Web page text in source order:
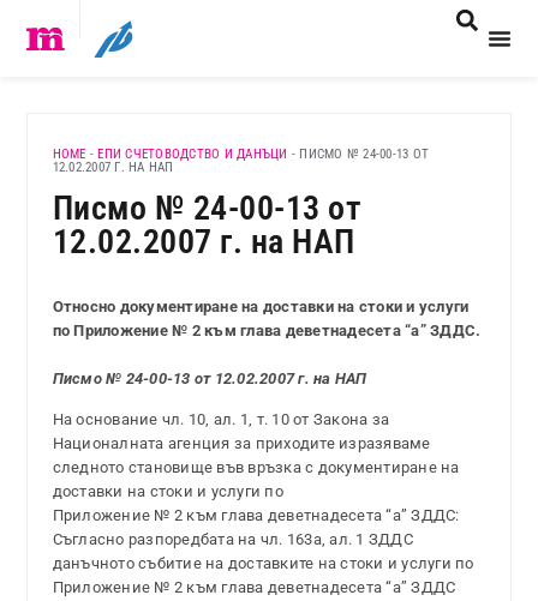
HOME - ЕПИ СЧЕТОВОДСТВО И ДАНЪЦИ - ПИСМО № 24-00-13 ОТ
12.02.2007 Г. НА НАП
Писмо № 24-00-13 от
12.02.2007 г. на НАП
Относно документиране на доставки на стоки и услуги
по Приложение № 2 към глава деветнадесета “а” ЗДДС.
Писмо № 24-00-13 от 12.02.2007 г. на НАП
На основание чл. 10, ал. 1, т. 10 от Закона за
Националната агенция за приходите изразяваме
следното становище във връзка с документиране на
доставки на стоки и услуги по
Приложение № 2 към глава деветнадесета “а” ЗДДС:
Съгласно разпоредбата на чл. 163а, ал. 1 ЗДДС
данъчното събитие на доставките на стоки и услуги по
Приложение № 2 към глава деветнадесета “а” ЗДДС